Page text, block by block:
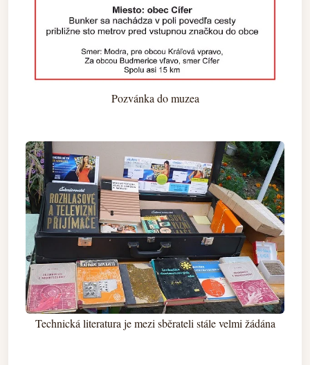
Pozvánka do muzea
Technická literatura je mezi sběrateli stále velmi žádána